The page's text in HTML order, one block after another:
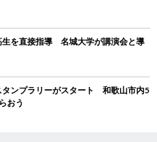
生を直接指導 名城大学が講演会と導
タンプラリーがスタート 和歌山市内5
おう